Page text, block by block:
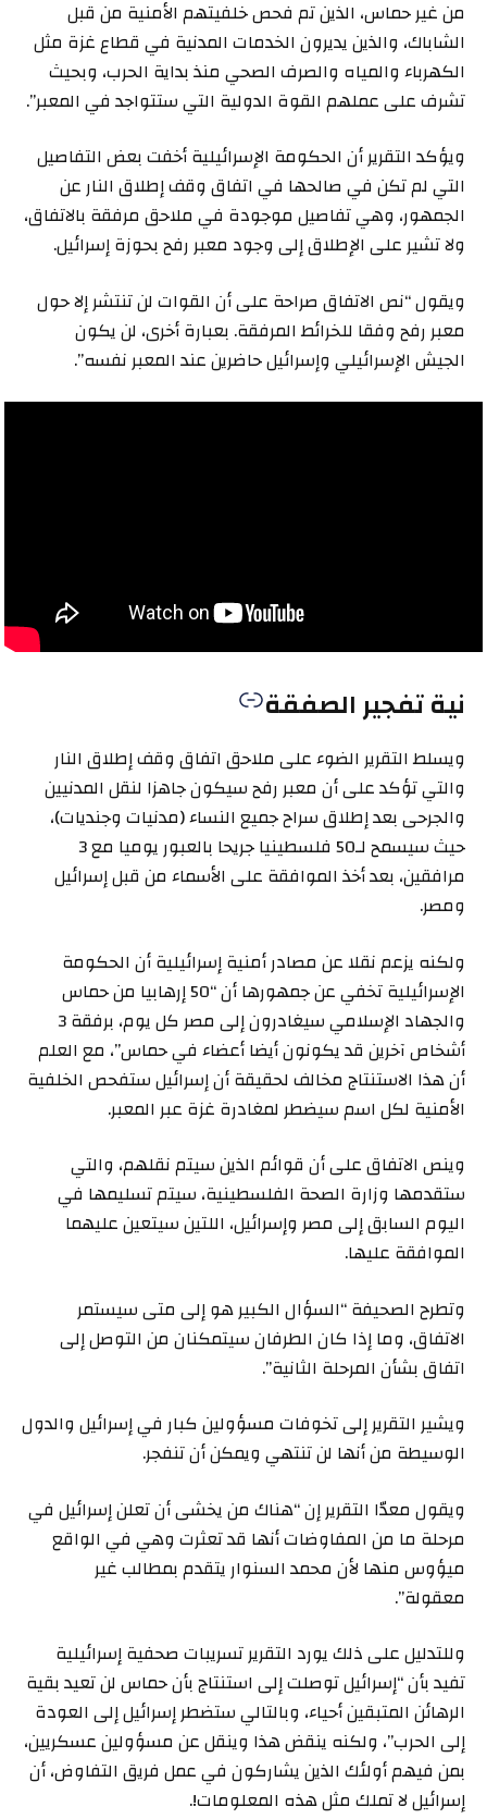
من غير حماس، الذين تم فحص خلفيتهم الأمنية من قبل
الشاباك، والذين يديرون الخدمات المدنية في قطاع غزة مثل
الكهرباء والمياه والصرف الصحي منذ بداية الحرب، وبحيث
تشرف على عملهم القوة الدولية التي ستتواجد في المعبر”.
ويؤكد التقرير أن الحكومة الإسرائيلية أخفت بعض التفاصيل
التي لم تكن في صالحها في اتفاق وقف إطلاق النار عن
الجمهور، وهي تفاصيل موجودة في ملاحق مرفقة بالاتفاق،
ولا تشير على الإطلاق إلى وجود معبر رفح بحوزة إسرائيل.
ويقول “نص الاتفاق صراحة على أن القوات لن تنتشر إلا حول
معبر رفح وفقا للخرائط المرفقة. بعبارة أخرى، لن يكون
الجيش الإسرائيلي وإسرائيل حاضرين عند المعبر نفسه”.
نية تفجير الصفقة
ويسلط التقرير الضوء على ملاحق اتفاق وقف إطلاق النار
والتي تؤكد على أن معبر رفح سيكون جاهزا لنقل المدنيين
والجرحى بعد إطلاق سراح جميع النساء (مدنيات وجنديات)،
حيث سيسمح لـ50 فلسطينيا جريحا بالعبور يوميا مع 3
مرافقين، بعد أخذ الموافقة على الأسماء من قبل إسرائيل
ومصر.
ولكنه يزعم نقلا عن مصادر أمنية إسرائيلية أن الحكومة
الإسرائيلية تخفي عن جمهورها أن “50 إرهابيا من حماس
والجهاد الإسلامي سيغادرون إلى مصر كل يوم، برفقة 3
أشخاص آخرين قد يكونون أيضا أعضاء في حماس”، مع العلم
أن هذا الاستنتاج مخالف لحقيقة أن إسرائيل ستفحص الخلفية
الأمنية لكل اسم سيضطر لمغادرة غزة عبر المعبر.
وينص الاتفاق على أن قوائم الذين سيتم نقلهم، والتي
ستقدمها وزارة الصحة الفلسطينية، سيتم تسليمها في
اليوم السابق إلى مصر وإسرائيل، اللتين سيتعين عليهما
الموافقة عليها.
وتطرح الصحيفة “السؤال الكبير هو إلى متى سيستمر
الاتفاق، وما إذا كان الطرفان سيتمكنان من التوصل إلى
اتفاق بشأن المرحلة الثانية”.
ويشير التقرير إلى تخوفات مسؤولين كبار في إسرائيل والدول
الوسيطة من أنها لن تنتهي ويمكن أن تنفجر.
ويقول معدّا التقرير إن “هناك من يخشى أن تعلن إسرائيل في
مرحلة ما من المفاوضات أنها قد تعثرت وهي في الواقع
ميؤوس منها لأن محمد السنوار يتقدم بمطالب غير
معقولة”.
وللتدليل على ذلك يورد التقرير تسريبات صحفية إسرائيلية
تفيد بأن “إسرائيل توصلت إلى استنتاج بأن حماس لن تعيد بقية
الرهائن المتبقين أحياء، وبالتالي ستضطر إسرائيل إلى العودة
إلى الحرب”، ولكنه ينقض هذا وينقل عن مسؤولين عسكريين،
بمن فيهم أولئك الذين يشاركون في عمل فريق التفاوض، أن
إسرائيل لا تملك مثل هذه المعلومات!.